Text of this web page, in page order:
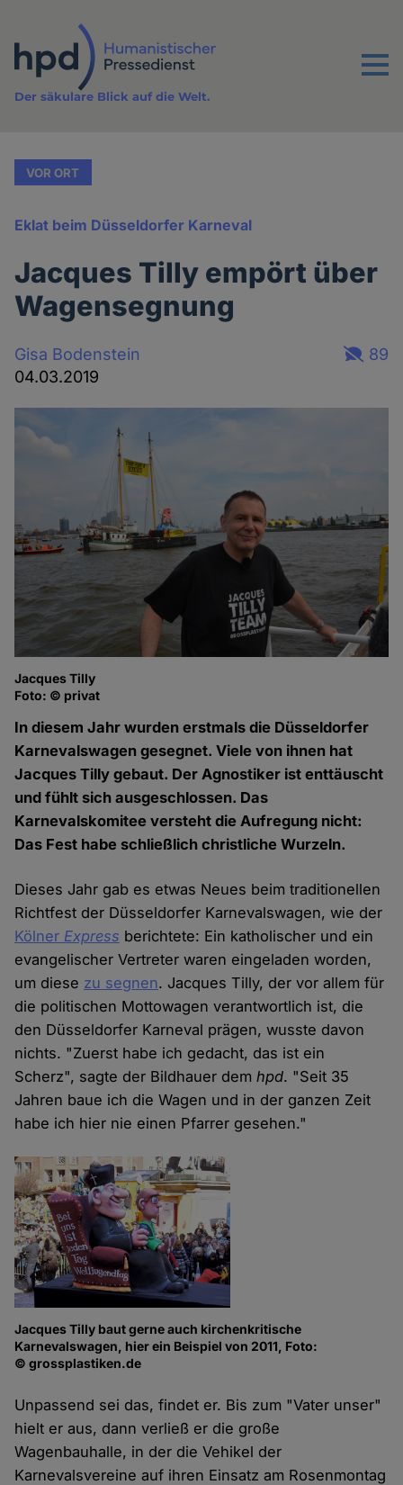
Inhalt
Menu
Der säkulare Blick auf die Welt.
VOR ORT
Eklat beim Düsseldorfer Karneval
Jacques Tilly empört über
Wagensegnung
Gisa Bodenstein
04.03.2019
89
Jacques Tilly
Foto: © privat
In diesem Jahr wurden erstmals die Düsseldorfer
Karnevalswagen gesegnet. Viele von ihnen hat
Jacques Tilly gebaut. Der Agnostiker ist enttäuscht
und fühlt sich ausgeschlossen. Das
Karnevalskomitee versteht die Aufregung nicht:
Das Fest habe schließlich christliche Wurzeln.
Dieses Jahr gab es etwas Neues beim traditionellen
Richtfest der Düsseldorfer Karnevalswagen, wie der
Kölner Express berichtete: Ein katholischer und ein
evangelischer Vertreter waren eingeladen worden,
um diese zu segnen. Jacques Tilly, der vor allem für
die politischen Mottowagen verantwortlich ist, die
den Düsseldorfer Karneval prägen, wusste davon
nichts. "Zuerst habe ich gedacht, das ist ein
Scherz", sagte der Bildhauer demhpd. "Seit 35
Jahren baue ich die Wagen und in der ganzen Zeit
habe ich hier nie einen Pfarrer gesehen."
Jacques Tilly baut gerne auch kirchenkritische
Karnevalswagen, hier ein Beispiel von 2011, Foto:
© grossplastiken.de
Unpassend sei das, findet er. Bis zum "Vater unser"
hielt er aus, dann verließ er die große
Wagenbauhalle, in der die Vehikel der
Karnevalsvereine auf ihren Einsatz am Rosenmontag